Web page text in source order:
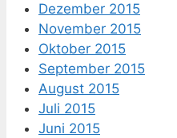
Dezember 2015
November 2015
Oktober 2015
September 2015
August 2015
Juli 2015
Juni 2015